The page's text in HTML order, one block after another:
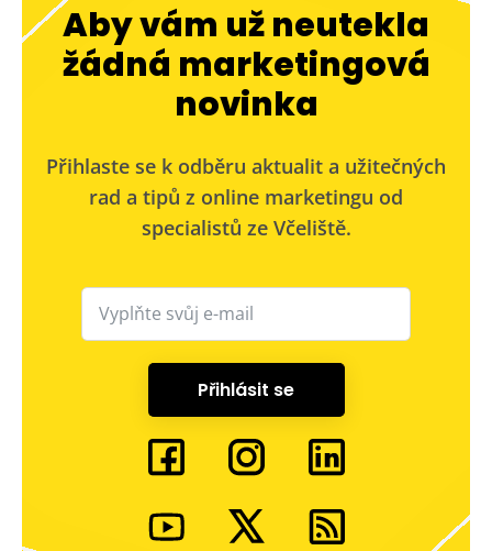
Aby vám už neutekla
žádná marketingová
novinka
Přihlaste se k odběru aktualit a užitečných
rad a tipů z online marketingu od
specialistů ze Včeliště.
Přihlásit se